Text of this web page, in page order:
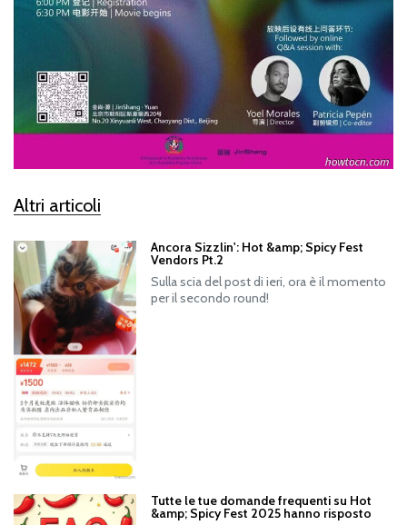
Altri articoli
Ancora Sizzlin': Hot &amp; Spicy Fest
Vendors Pt.2
Sulla scia del post di ieri, ora è il momento
per il secondo round!
Tutte le tue domande frequenti su Hot
&amp; Spicy Fest 2025 hanno risposto